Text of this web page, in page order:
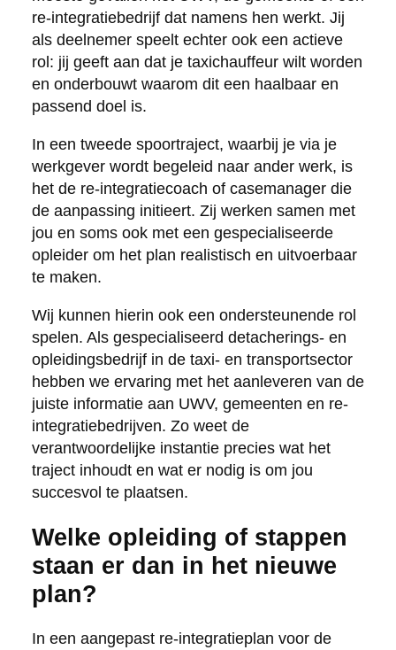
re-integratiebedrijf dat namens hen werkt. Jij
als deelnemer speelt echter ook een actieve
rol: jij geeft aan dat je taxichauffeur wilt worden
en onderbouwt waarom dit een haalbaar en
passend doel is.
In een tweede spoortraject, waarbij je via je
werkgever wordt begeleid naar ander werk, is
het de re-integratiecoach of casemanager die
de aanpassing initieert. Zij werken samen met
jou en soms ook met een gespecialiseerde
opleider om het plan realistisch en uitvoerbaar
te maken.
Wij kunnen hierin ook een ondersteunende rol
spelen. Als gespecialiseerd detacherings- en
opleidingsbedrijf in de taxi- en transportsector
hebben we ervaring met het aanleveren van de
juiste informatie aan UWV, gemeenten en re-
integratiebedrijven. Zo weet de
verantwoordelijke instantie precies wat het
traject inhoudt en wat er nodig is om jou
succesvol te plaatsen.
Welke opleiding of stappen
staan er dan in het nieuwe
plan?
In een aangepast re-integratieplan voor de